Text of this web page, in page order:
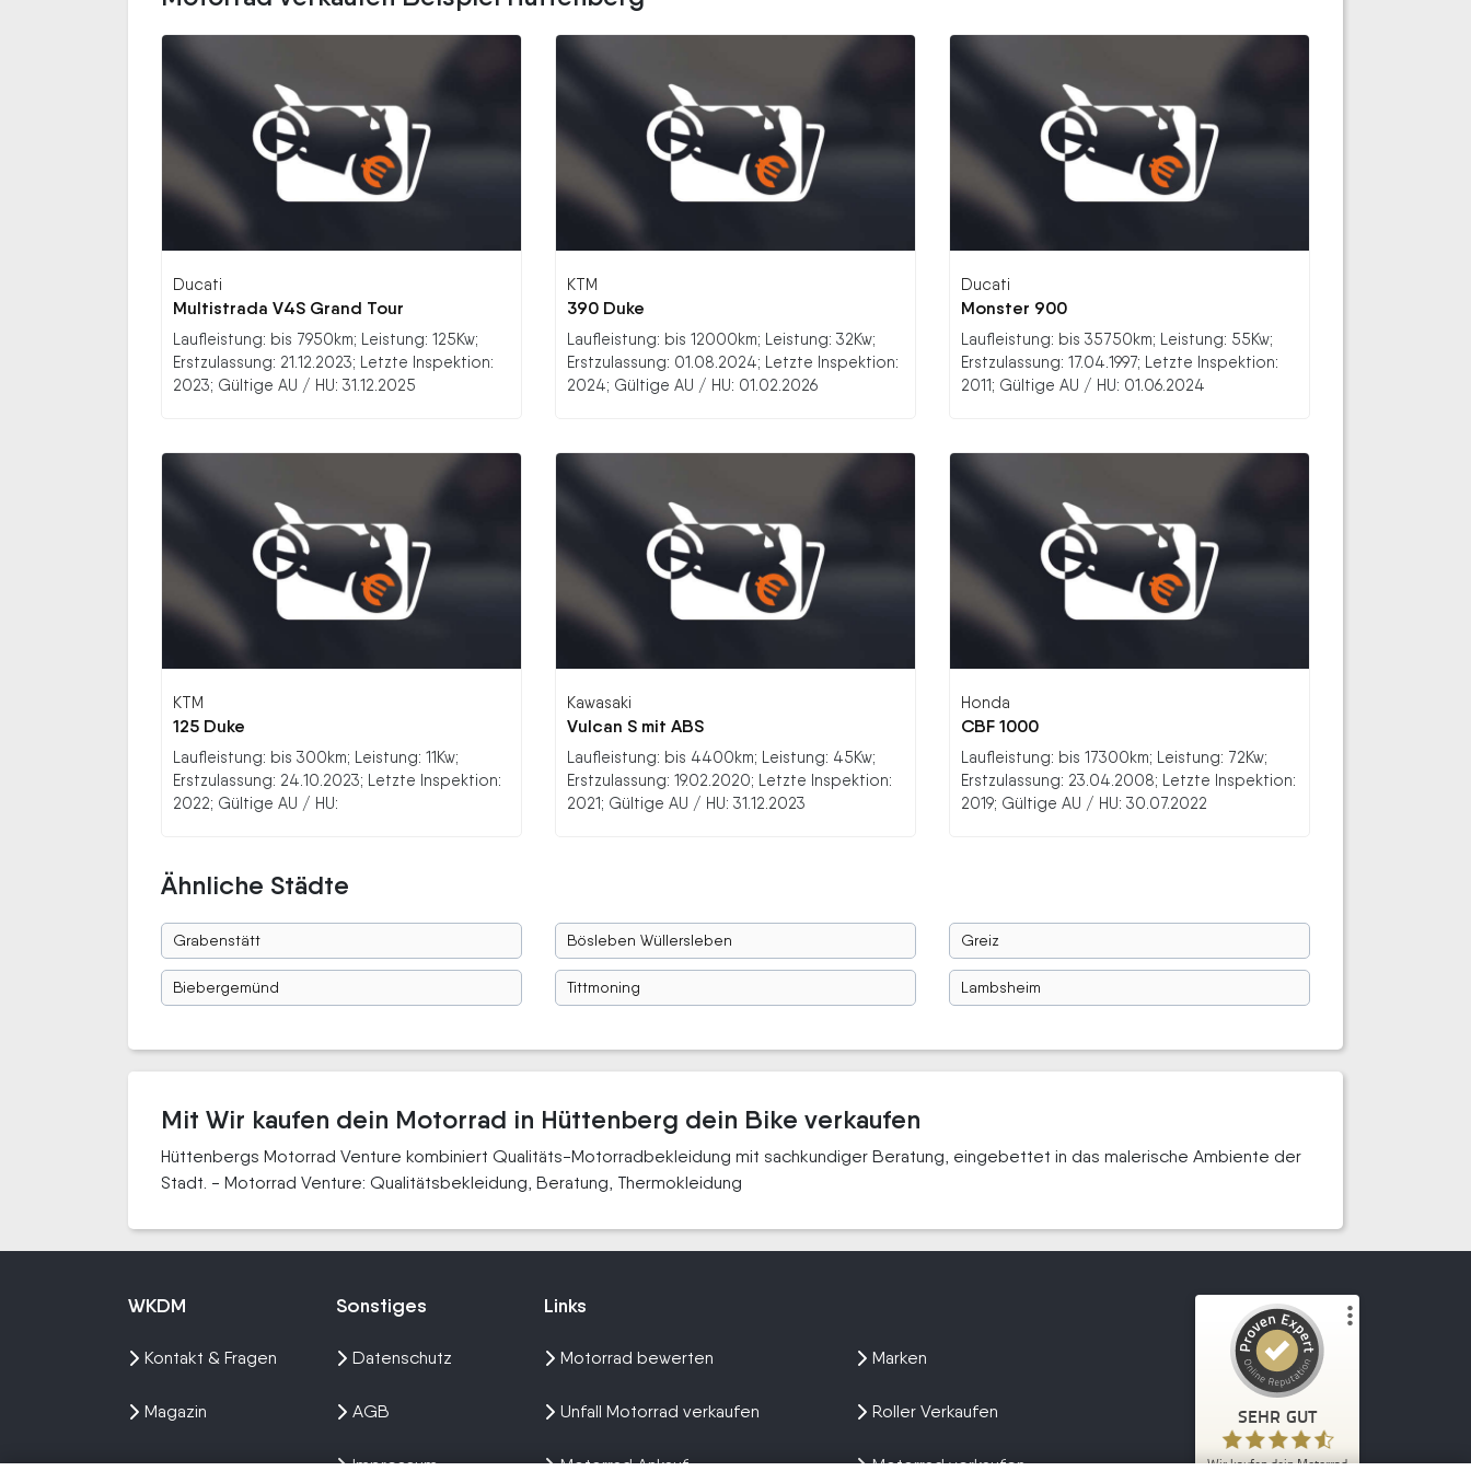
Ducati
Multistrada V4S Grand Tour
Laufleistung: bis 7950km; Leistung: 125Kw;
Erstzulassung: 21.12.2023; Letzte Inspektion:
2023; Gültige AU / HU: 31.12.2025
KTM
390 Duke
Laufleistung: bis 12000km; Leistung: 32Kw;
Erstzulassung: 01.08.2024; Letzte Inspektion:
2024; Gültige AU / HU: 01.02.2026
Ducati
Monster 900
Laufleistung: bis 35750km; Leistung: 55Kw;
Erstzulassung: 17.04.1997; Letzte Inspektion:
2011; Gültige AU / HU: 01.06.2024
KTM
125 Duke
Laufleistung: bis 300km; Leistung: 11Kw;
Erstzulassung: 24.10.2023; Letzte Inspektion:
2022; Gültige AU / HU:
Kawasaki
Vulcan S mit ABS
Laufleistung: bis 4400km; Leistung: 45Kw;
Erstzulassung: 19.02.2020; Letzte Inspektion:
2021; Gültige AU / HU: 31.12.2023
Honda
CBF 1000
Laufleistung: bis 17300km; Leistung: 72Kw;
Erstzulassung: 23.04.2008; Letzte Inspektion:
2019; Gültige AU / HU: 30.07.2022
Ähnliche Städte
Grabenstätt Bösleben Wüllersleben Greiz
Biebergemünd Tittmoning Lambsheim
Mit Wir kaufen dein Motorrad in Hüttenberg dein Bike verkaufen
Hüttenbergs Motorrad Venture kombiniert Qualitäts-Motorradbekleidung mit sachkundiger Beratung, eingebettet in das malerische Ambiente der
Stadt. - Motorrad Venture: Qualitätsbekleidung, Beratung, Thermokleidung
WKDM
Kontakt & Fragen
Magazin
Sonstiges
Datenschutz
AGB
Impressum
Links
Motorrad bewerten
Unfall Motorrad verkaufen
Motorrad Ankauf
Marken
Roller Verkaufen
Motorrad verkaufen
SEHR GUT
Wir kaufen dein Motorrad
Kundenbewertungen und Erfahrungen zu
Wir kaufen dein Motorrad
SEHR GUT
Bewertungen von
1